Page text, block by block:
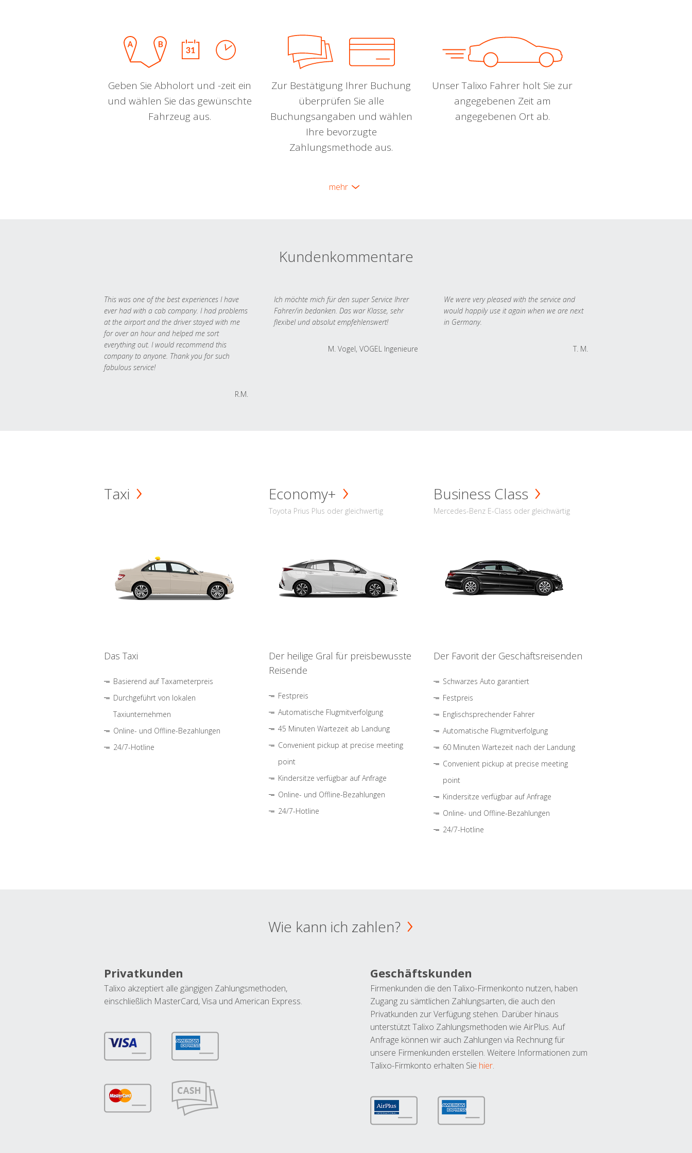
Geben Sie Abholort und -zeit ein
und wählen Sie das gewünschte
Fahrzeug aus.
Zur Bestätigung Ihrer Buchung
überprüfen Sie alle
Buchungsangaben und wählen
Ihre bevorzugte
Zahlungsmethode aus.
Unser Talixo Fahrer holt Sie zur
angegebenen Zeit am
angegebenen Ort ab.
mehr
Kundenkommentare
This was one of the best experiences I have
ever had with a cab company. I had problems
at the airport and the driver stayed with me
for over an hour and helped me sort
everything out. I would recommend this
company to anyone. Thank you for such
fabulous service!
R.M.
Ich möchte mich für den super Service Ihrer
Fahrer/in bedanken. Das war Klasse, sehr
flexibel und absolut empfehlenswert!
M. Vogel, VOGEL Ingenieure
We were very pleased with the service and
would happily use it again when we are next
in Germany.
T. M.
Taxi
Das Taxi
Basierend auf Taxameterpreis
Durchgeführt von lokalen
Taxiunternehmen
Online- und Offline-Bezahlungen
24/7-Hotline
Economy+
Toyota Prius Plus oder gleichwertig
Der heilige Gral für preisbewusste
Reisende
Festpreis
Automatische Flugmitverfolgung
45 Minuten Wartezeit ab Landung
Convenient pickup at precise meeting
point
Kindersitze verfügbar auf Anfrage
Online- und Offline-Bezahlungen
24/7-Hotline
Business Class
Mercedes-Benz E-Class oder gleichwärtig
Der Favorit der Geschäftsreisenden
Schwarzes Auto garantiert
Festpreis
Englischsprechender Fahrer
Automatische Flugmitverfolgung
60 Minuten Wartezeit nach der Landung
Convenient pickup at precise meeting
point
Kindersitze verfügbar auf Anfrage
Online- und Offline-Bezahlungen
24/7-Hotline
Wie kann ich zahlen?
Privatkunden
Talixo akzeptiert alle gängigen Zahlungsmethoden,
einschließlich MasterCard, Visa und American Express.
Geschäftskunden
Firmenkunden die den Talixo-Firmenkonto nutzen, haben
Zugang zu sämtlichen Zahlungsarten, die auch den
Privatkunden zur Verfügung stehen. Darüber hinaus
unterstützt Talixo Zahlungsmethoden wie AirPlus. Auf
Anfrage können wir auch Zahlungen via Rechnung für
unsere Firmenkunden erstellen. Weitere Informationen zum
Talixo-Firmkonto erhalten Sie hier.